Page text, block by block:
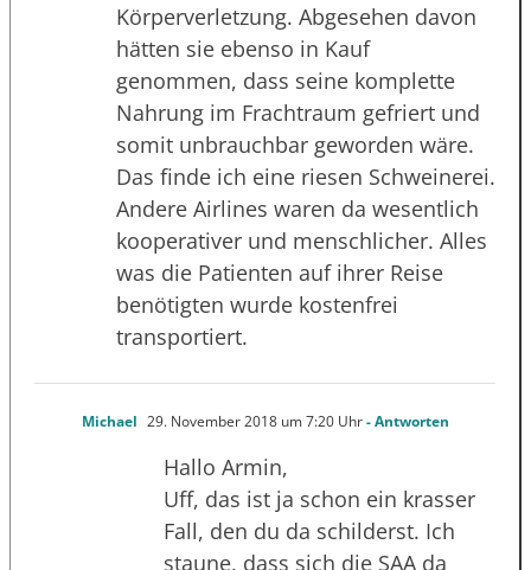
Körperverletzung. Abgesehen davon
hätten sie ebenso in Kauf
genommen, dass seine komplette
Nahrung im Frachtraum gefriert und
somit unbrauchbar geworden wäre.
Das finde ich eine riesen Schweinerei.
Andere Airlines waren da wesentlich
kooperativer und menschlicher. Alles
was die Patienten auf ihrer Reise
benötigten wurde kostenfrei
transportiert.
Michael 29. November 2018 um 7:20 Uhr- Antworten
Hallo Armin,
Uff, das ist ja schon ein krasser
Fall, den du da schilderst. Ich
staune, dass sich die SAA da